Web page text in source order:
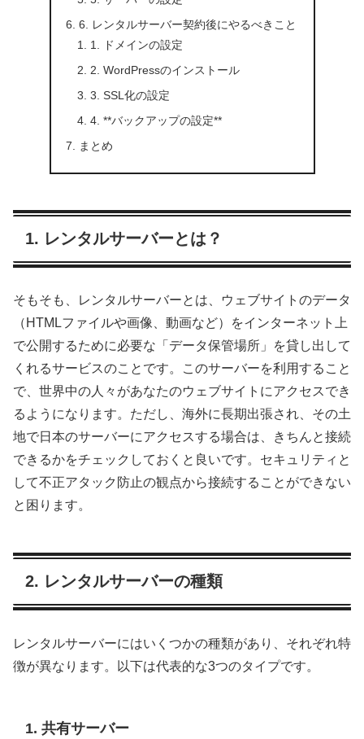
6. レンタルサーバー契約後にやるべきこと
1. ドメインの設定
2. WordPressのインストール
3. SSL化の設定
4. **バックアップの設定**
まとめ
1. レンタルサーバーとは？
そもそも、レンタルサーバーとは、ウェブサイトのデータ
（HTMLファイルや画像、動画など）をインターネット上
で公開するために必要な「データ保管場所」を貸し出して
くれるサービスのことです。このサーバーを利用すること
で、世界中の人々があなたのウェブサイトにアクセスでき
るようになります。ただし、海外に長期出張され、その土
地で日本のサーバーにアクセスする場合は、きちんと接続
できるかをチェックしておくと良いです。セキュリティと
して不正アタック防止の観点から接続することができない
と困ります。
2. レンタルサーバーの種類
レンタルサーバーにはいくつかの種類があり、それぞれ特
徴が異なります。以下は代表的な3つのタイプです。
1. 共有サーバー